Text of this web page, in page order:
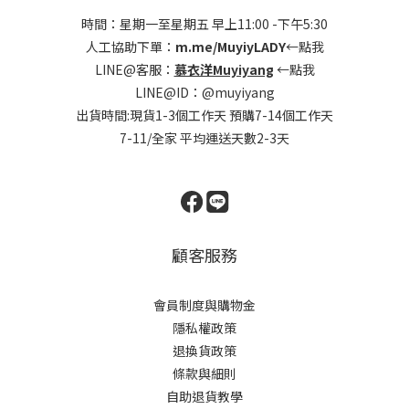
時間：星期一至星期五 早上11:00 -下午5:30
人工協助下單： m.me/MuyiyLADY←點我
LINE@客服： 慕衣洋Muyiyang ←點我
LINE@ID：@muyiyang
出貨時間:現貨1-3個工作天 預購7-14個工作天
7-11/全家 平均運送天數2-3天
顧客服務
會員制度與購物金
隱私權政策
退換貨政策
條款與細則
自助退貨教學